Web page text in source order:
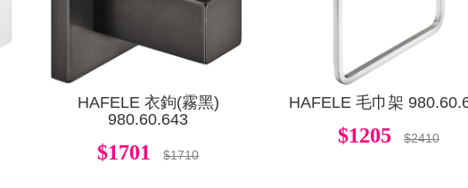
HAFELE 衣鉤(霧黑)
980.60.643
$1701 $1710
HAFELE 毛巾架
$1205 $2410